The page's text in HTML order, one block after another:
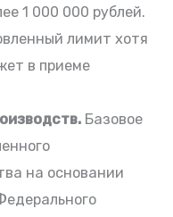
1 000 000 рублей.
лимит хотя
в приеме
Базовое
на основании